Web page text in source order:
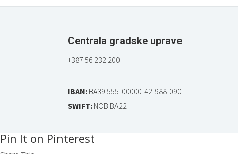
Centrala gradske uprave
+387 56 232 200
IBAN: BA39 555-00000-42-988-090
SWIFT: NOBIBA22
Pin It on Pinterest